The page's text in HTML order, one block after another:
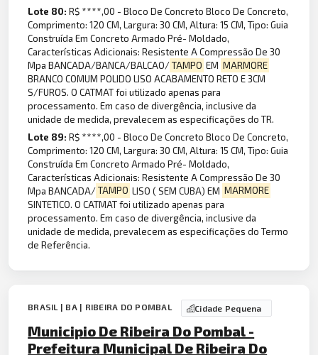
Lote 80:R$ ****,00 - Bloco De Concreto Bloco De Concreto,
Comprimento: 120 CM, Largura: 30 CM, Altura: 15 CM, Tipo: Guia
Construída Em Concreto Armado Pré- Moldado,
Características Adicionais: Resistente A Compressão De 30
Mpa BANCADA/BANCA/BALCAO/TAMPO EM MARMORE
BRANCO COMUM POLIDO LISO ACABAMENTO RETO E 3CM
S/FUROS. O CATMAT foi utilizado apenas para
processamento. Em caso de divergência, inclusive da
unidade de medida, prevalecem as especificações do TR.
Lote 89:R$ ****,00 - Bloco De Concreto Bloco De Concreto,
Comprimento: 120 CM, Largura: 30 CM, Altura: 15 CM, Tipo: Guia
Construída Em Concreto Armado Pré- Moldado,
Características Adicionais: Resistente A Compressão De 30
Mpa BANCADA/TAMPO LISO ( SEM CUBA) EM MARMORE
SINTETICO. O CATMAT foi utilizado apenas para
processamento. Em caso de divergência, inclusive da
unidade de medida, prevalecem as especificações do Termo
de Referência.
BRASIL | BA | RIBEIRA DO POMBAL Cidade Pequena
Municipio De Ribeira Do Pombal -
Prefeitura Municipal De Ribeira Do